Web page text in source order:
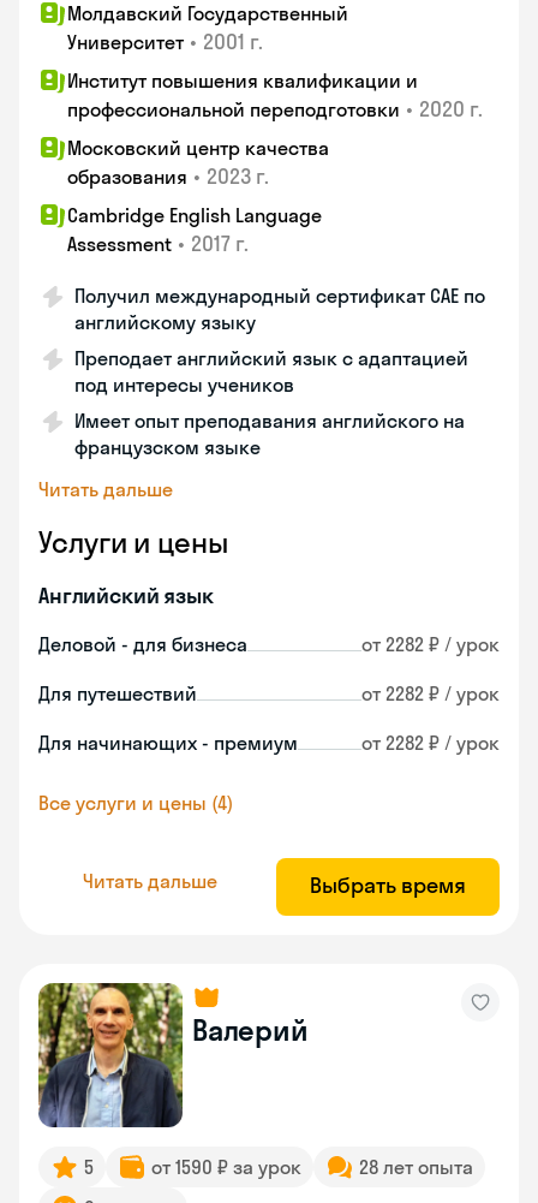
Молдавский Государственный
Университет • 2001 г.
Институт повышения квалификации и
профессиональной переподготовки • 2020 г.
Московский центр качества
образования • 2023 г.
Cambridge English Language
Assessment • 2017 г.
Получил международный сертификат CAE по
английскому языку
Преподает английский язык с адаптацией
под интересы учеников
Имеет опыт преподавания английского на
французском языке
Читать дальше
Услуги и цены
Английский язык
Деловой - для бизнеса от 2282 ₽ / урок
Для путешествий от 2282 ₽ / урок
Для начинающих - премиум от 2282 ₽ / урок
Все услуги и цены (4)
Читать дальше Выбрать время
Валерий
5 от 1590 ₽ за урок
28 лет опыта